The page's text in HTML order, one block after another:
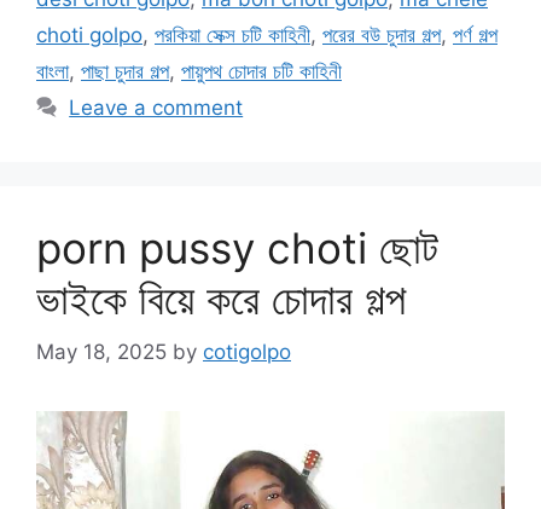
choti golpo, পরকিয়া সেক্স চটি কাহিনী, পরের বউ চুদার গল্প, পর্ণ গল্প
বাংলা, পাছা চুদার গল্প, পায়ুপথ চোদার চটি কাহিনী
Leave a comment
porn pussy choti ছোট
ভাইকে বিয়ে করে চোদার গল্প
May 18, 2025 by cotigolpo